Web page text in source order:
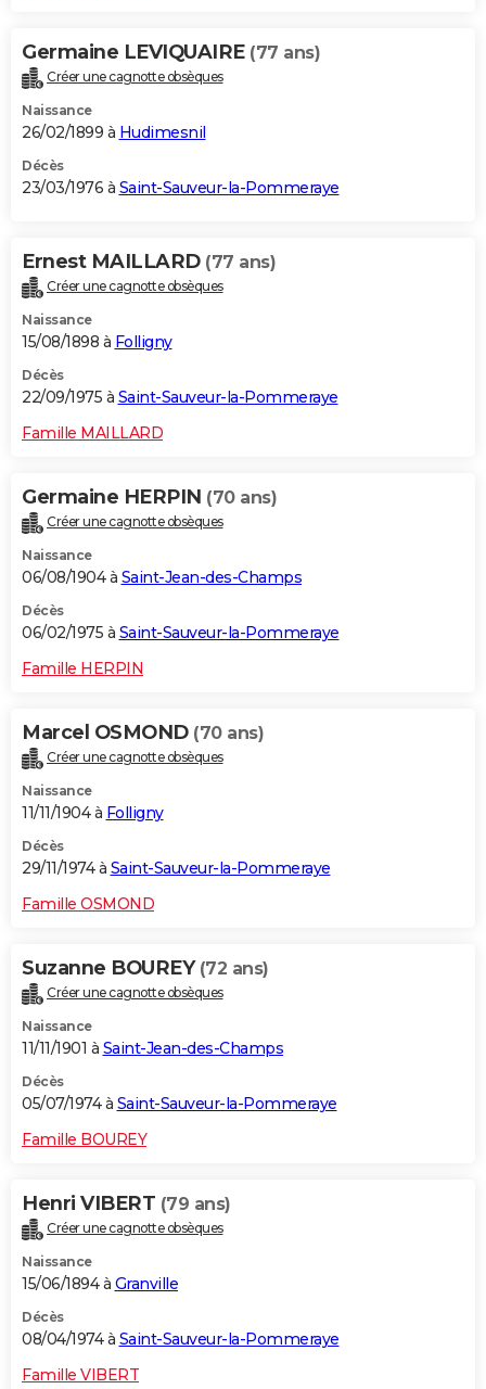
Germaine LEVIQUAIRE (77 ans)
Créer une cagnotte obsèques
Naissance
26/02/1899 à Hudimesnil
Décès
23/03/1976 à Saint-Sauveur-la-Pommeraye
Ernest MAILLARD (77 ans)
Créer une cagnotte obsèques
Naissance
15/08/1898 à Folligny
Décès
22/09/1975 à Saint-Sauveur-la-Pommeraye
Famille MAILLARD
Germaine HERPIN (70 ans)
Créer une cagnotte obsèques
Naissance
06/08/1904 à Saint-Jean-des-Champs
Décès
06/02/1975 à Saint-Sauveur-la-Pommeraye
Famille HERPIN
Marcel OSMOND (70 ans)
Créer une cagnotte obsèques
Naissance
11/11/1904 à Folligny
Décès
29/11/1974 à Saint-Sauveur-la-Pommeraye
Famille OSMOND
Suzanne BOUREY (72 ans)
Créer une cagnotte obsèques
Naissance
11/11/1901 à Saint-Jean-des-Champs
Décès
05/07/1974 à Saint-Sauveur-la-Pommeraye
Famille BOUREY
Henri VIBERT (79 ans)
Créer une cagnotte obsèques
Naissance
15/06/1894 à Granville
Décès
08/04/1974 à Saint-Sauveur-la-Pommeraye
Famille VIBERT